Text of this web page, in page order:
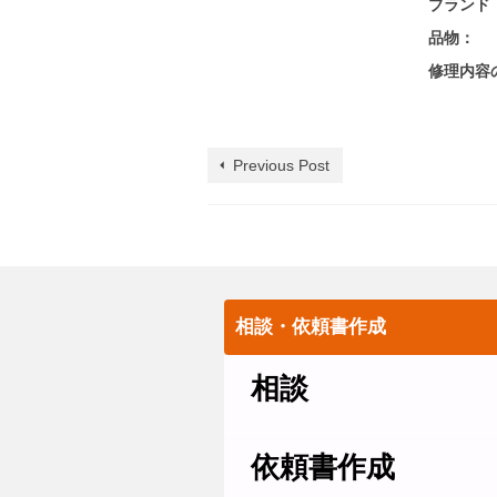
ブランド
品物：
修理内容
Previous Post
相談・依頼書作成
相談
依頼書作成